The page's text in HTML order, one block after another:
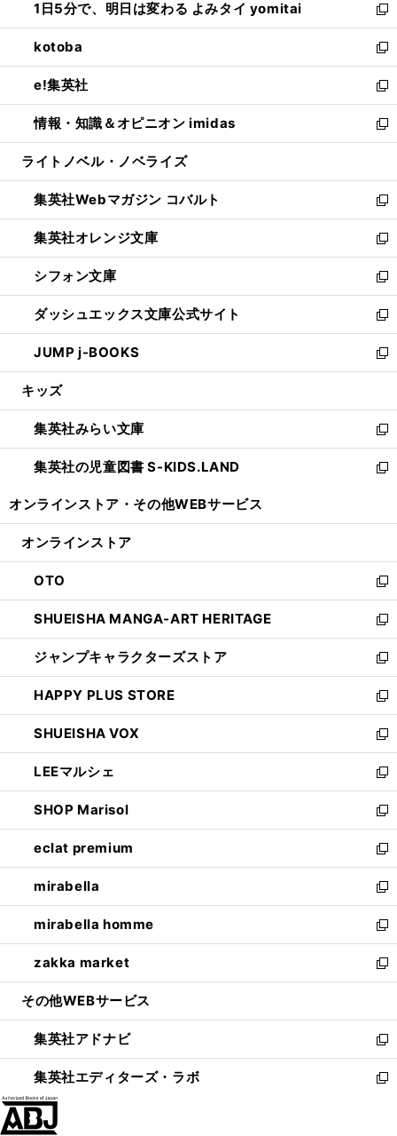
で
開
く
ド
ウ
で
開
く
ィ
ン
ド
ウ
で
開
く
い
ウ
ィ
ン
ド
ウ
で
開
1日5分で、明日は変わる よみタイ yomitai
新
し
い
ウ
ィ
ン
ド
ウ
開
く
kotoba
新
し
い
ウ
ィ
ン
ウ
で
開
く
e!集英社
新
し
い
ウ
ン
ド
ウ
で
開
く
情報・知識＆オピニオン imidas
新
し
ウ
ィ
ン
ド
ウ
で
開
く
ライトノベル・ノベライズ
集英社Webマガジン コバルト
新
し
い
ウ
ィ
ン
ド
ウ
で
開
集英社オレンジ文庫
新
し
い
ウ
ィ
ン
ド
ウ
開
く
シフォン文庫
新
し
い
ウ
ィ
ン
ウ
で
開
く
ダッシュエックス文庫公式サイト
新
し
い
ウ
ン
ド
ウ
で
JUMP j-BOOKS
新
し
ウ
ィ
ン
ド
開
キッズ
集英社みらい文庫
新
し
い
ン
ウ
で
開
く
集英社の児童図書 S-KIDS.LAND
新
ウ
ン
ド
ウ
で
開
く
オンラインストア・ その他WEBサービス
オンラインストア
OTO
新
し
い
ウ
ィ
ン
ド
ウ
で
開
く
SHUEISHA MANGA-ART HERITAGE
新
し
い
ウ
ィ
ン
ド
ウ
で
開
く
ジャンプキャラクターズストア
新
し
い
ウ
ィ
ン
ド
ウ
で
開
く
HAPPY PLUS STORE
新
し
い
ウ
ィ
ン
ド
ウ
で
開
く
SHUEISHA VOX
新
し
い
ウ
ィ
ン
ド
ウ
で
開
く
LEEマルシェ
新
し
い
ウ
ィ
ン
ド
ウ
で
開
く
SHOP Marisol
新
し
い
ウ
ィ
ン
ド
ウ
で
開
eclat premium
新
し
い
ウ
ィ
ン
ド
ウ
開
く
mirabella
新
し
い
ウ
ィ
ン
ウ
で
開
く
mirabella homme
新
し
い
ウ
ン
ド
ウ
で
zakka market
新
し
ウ
ィ
ン
ド
その他WEBサービス
集英社アドナビ
新
し
い
集英社エディターズ・ラボ
新